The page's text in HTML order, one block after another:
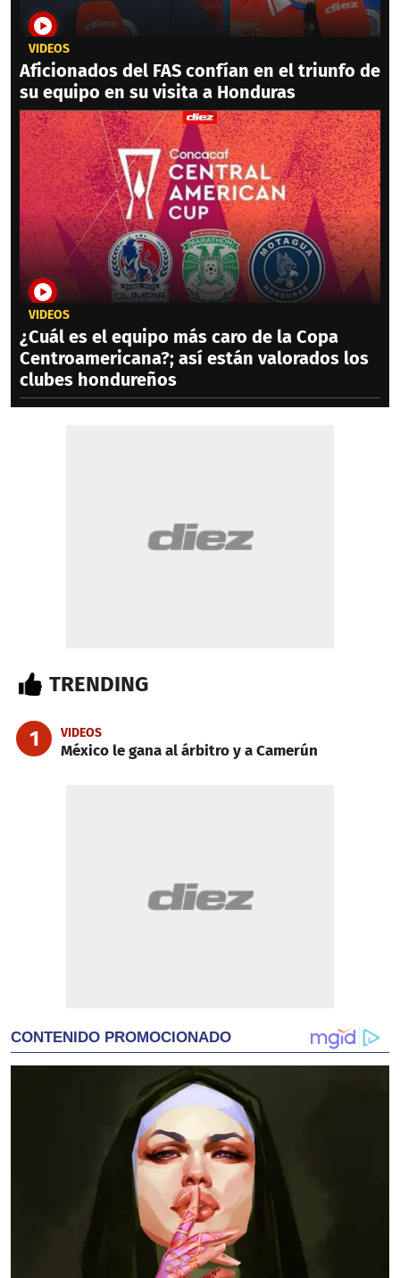
VIDEOS
Aficionados del FAS confían en el triunfo de
su equipo en su visita a Honduras
VIDEOS
¿Cuál es el equipo más caro de la Copa
Centroamericana?; así están valorados los
clubes hondureños
TRENDING
1 VIDEOS
México le gana al árbitro y a Camerún